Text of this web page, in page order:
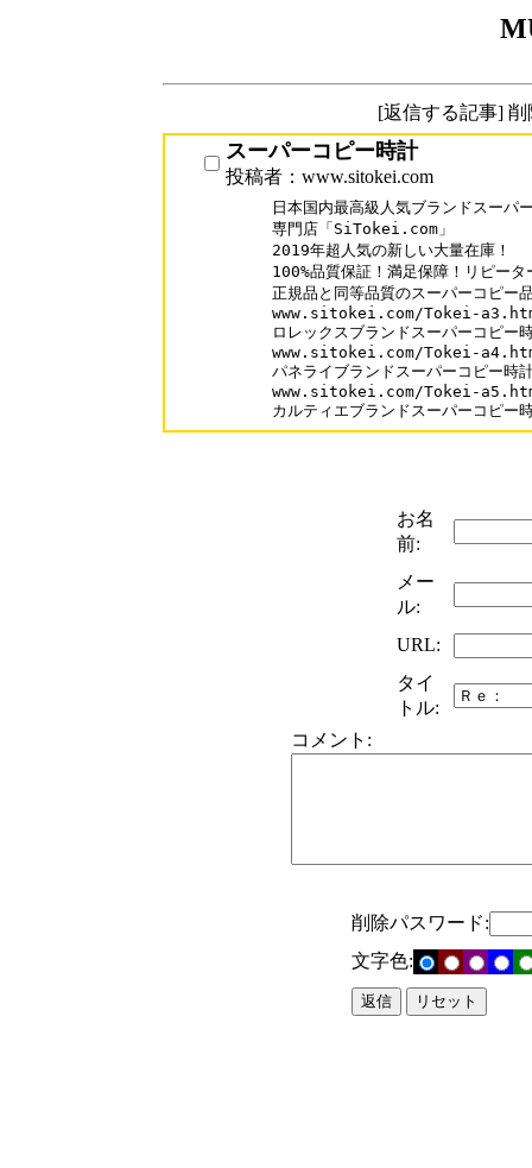
[返信する記事]
スーパーコピー時計
投稿者：www.sitokei.com
日本国内最高級人気ブランドスーパ
専門店「SiTokei.com」
2019年超人気の新しい大量在庫！
100%品質保証！満足保障！リピー
正規品と同等品質のスーパーコピー
www.sitokei.com/Tokei-
ロレックスブランドスーパーコピー
www.sitokei.com/Tokei-
パネライブランドスーパーコピー時
www.sitokei.com/Tokei-
カルティエブランドスーパーコピー
お名
前:
メー
ル:
URL:
タイ
トル:
コメント:
削除パスワード:
文字色: